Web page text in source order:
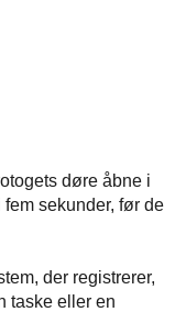
døre åbne i
sekunder, før de
der registrerer,
taske eller en